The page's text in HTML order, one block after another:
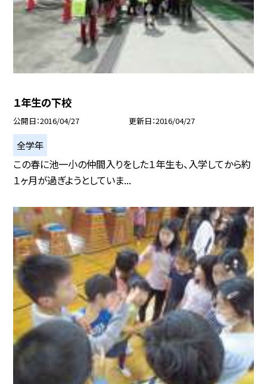
１年生の下校
公開日 2016/04/27 更新日 2016/04/27
全学年
この春に池一小の仲間入りをした１年生も、入学してから約
１ヶ月が過ぎようとしていま...